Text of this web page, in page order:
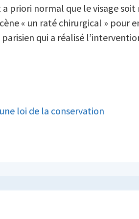
priori normal que le visage soit
« un raté chirurgical »
qui a réalisé
loi de la conservation